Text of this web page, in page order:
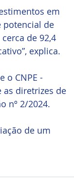
em
potencial de
de 92,4
explica.
o CNPE -
as diretrizes de
nº 2/2024.
de um